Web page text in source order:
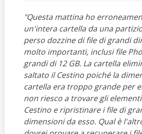
"Questa mattina ho
un'intera cartella da una
perso dozzine di file di grandi
molto importanti, inclusi file
grandi di 12 GB. La cartella
saltato il Cestino poiché la
cartella era troppo grande per
non riesco a trovare gli
Cestino e ripristinare i file di
dimensioni da esso. Qual è